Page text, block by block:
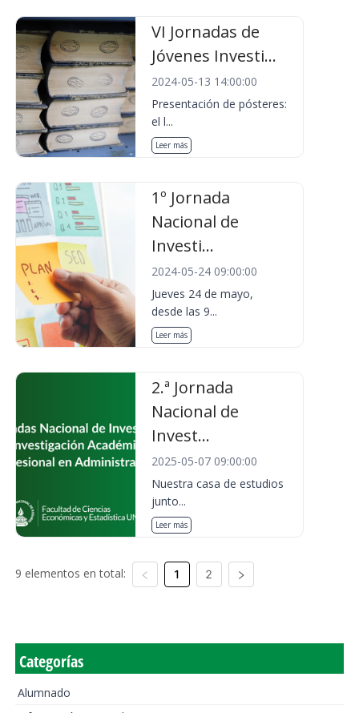
VI Jornadas de
Jóvenes Investi...
2024-05-13 14:00:00
Presentación de pósteres:
el l...
Leer más
1º Jornada
Nacional de
Investi...
2024-05-24 09:00:00
Jueves 24 de mayo,
desde las 9...
Leer más
2.ª Jornada
Nacional de
Invest...
2025-05-07 09:00:00
Nuestra casa de estudios
junto...
Leer más
9 elementos en total: 1 2
Categorías
Alumnado